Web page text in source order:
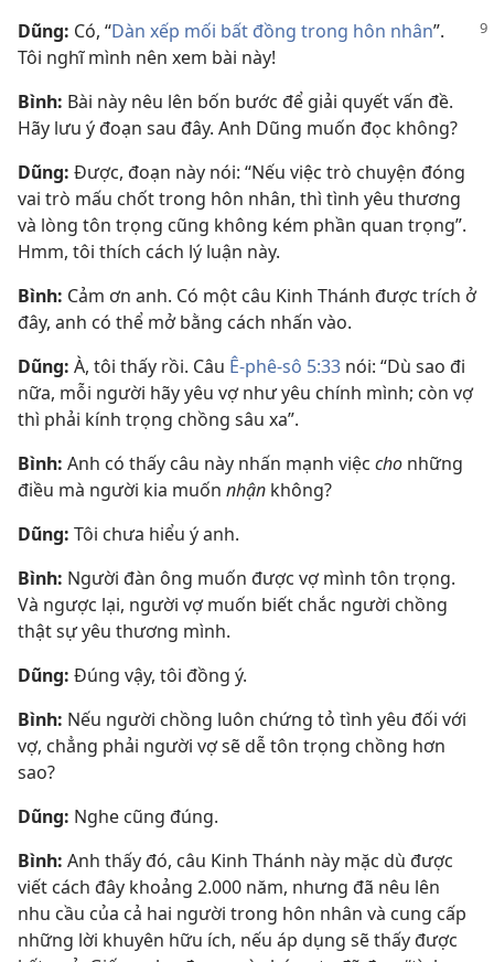
Dũng: Có, “Dàn xếp mối bất đồng trong hôn nhân”.
Tôi nghĩ mình nên xem bài này!
Bình: Bài này nêu lên bốn bước để giải quyết vấn đề.
Hãy lưu ý đoạn sau đây. Anh Dũng muốn đọc không?
Dũng: Được, đoạn này nói: “Nếu việc trò chuyện đóng
vai trò mấu chốt trong hôn nhân, thì tình yêu thương
và lòng tôn trọng cũng không kém phần quan trọng”.
Hmm, tôi thích cách lý luận này.
Bình: Cảm ơn anh. Có một câu Kinh Thánh được trích ở
đây, anh có thể mở bằng cách nhấn vào.
Dũng: À, tôi thấy rồi. Câu Ê-phê-sô 5:33 nói: “Dù sao đi
nữa, mỗi người hãy yêu vợ như yêu chính mình; còn vợ
thì phải kính trọng chồng sâu xa”.
Bình: Anh có thấy câu này nhấn mạnh việc cho những
điều mà người kia muốn nhận không?
Dũng: Tôi chưa hiểu ý anh.
Bình: Người đàn ông muốn được vợ mình tôn trọng.
Và ngược lại, người vợ muốn biết chắc người chồng
thật sự yêu thương mình.
Dũng: Đúng vậy, tôi đồng ý.
Bình: Nếu người chồng luôn chứng tỏ tình yêu đối với
vợ, chẳng phải người vợ sẽ dễ tôn trọng chồng hơn
sao?
Dũng: Nghe cũng đúng.
Bình: Anh thấy đó, câu Kinh Thánh này mặc dù được
viết cách đây khoảng 2.000 năm, nhưng đã nêu lên
nhu cầu của cả hai người trong hôn nhân và cung cấp
những lời khuyên hữu ích, nếu áp dụng sẽ thấy được